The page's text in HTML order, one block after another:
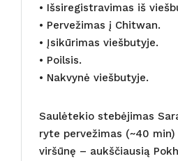
• Išsiregistravimas iš
• Pervežimas į Chitwan.
• Įsikūrimas viešbutyje.
• Poilsis.
• Nakvynė viešbutyje.
Saulėtekio stebėjimas
ryte pervežimas (~40
viršūnę – aukščiausią